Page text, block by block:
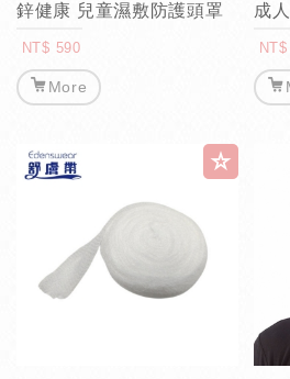
鋅健康 兒童濕敷防護頭罩
NT$ 590
More
成